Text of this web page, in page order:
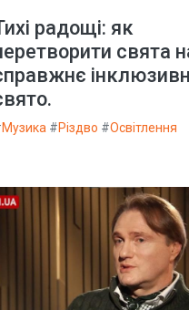
радощі: як
свята
Музика #Різдво #Освітлення